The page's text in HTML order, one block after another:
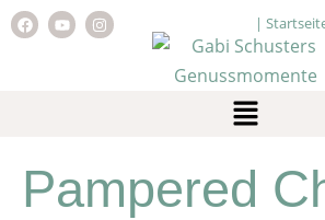
|
Pampered